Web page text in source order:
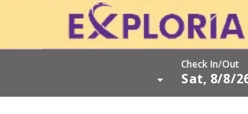
Check In/Out
Sat, 8/8/